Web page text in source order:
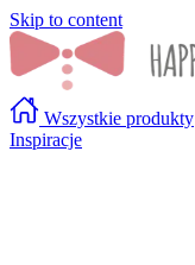
Skip to content
Wszystkie produkty
Inspiracje